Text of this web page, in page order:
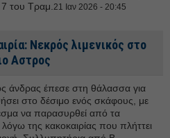
του Τραμ. 21 Ιαν 2026 - 20:45
Νεκρός λιμενικός στο
Αστρος
άνδρας έπεσε στη θάλασσα για
στο δέσιμο ενός σκάφους, με
να παρασυρθεί από τα
της κακοκαιρίας που πλήττει